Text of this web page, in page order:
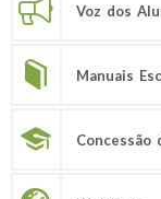
Voz dos
Manuais
Concessão